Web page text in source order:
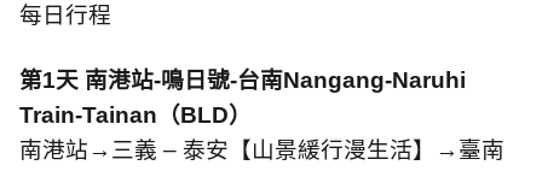
每日行程
第1天 南港站-鳴日號-台南Nangang-Naruhi
Train-Tainan （BLD）
南港站→ 三義 – 泰安【山景緩行漫生活】 → 臺南